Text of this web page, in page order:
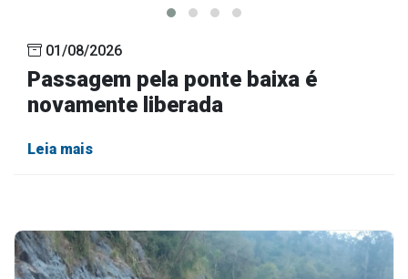
Downloads
Notícias
Contato
Página Inicial
01/08/2026
Passagem pela ponte baixa é
novamente liberada
Leia mais